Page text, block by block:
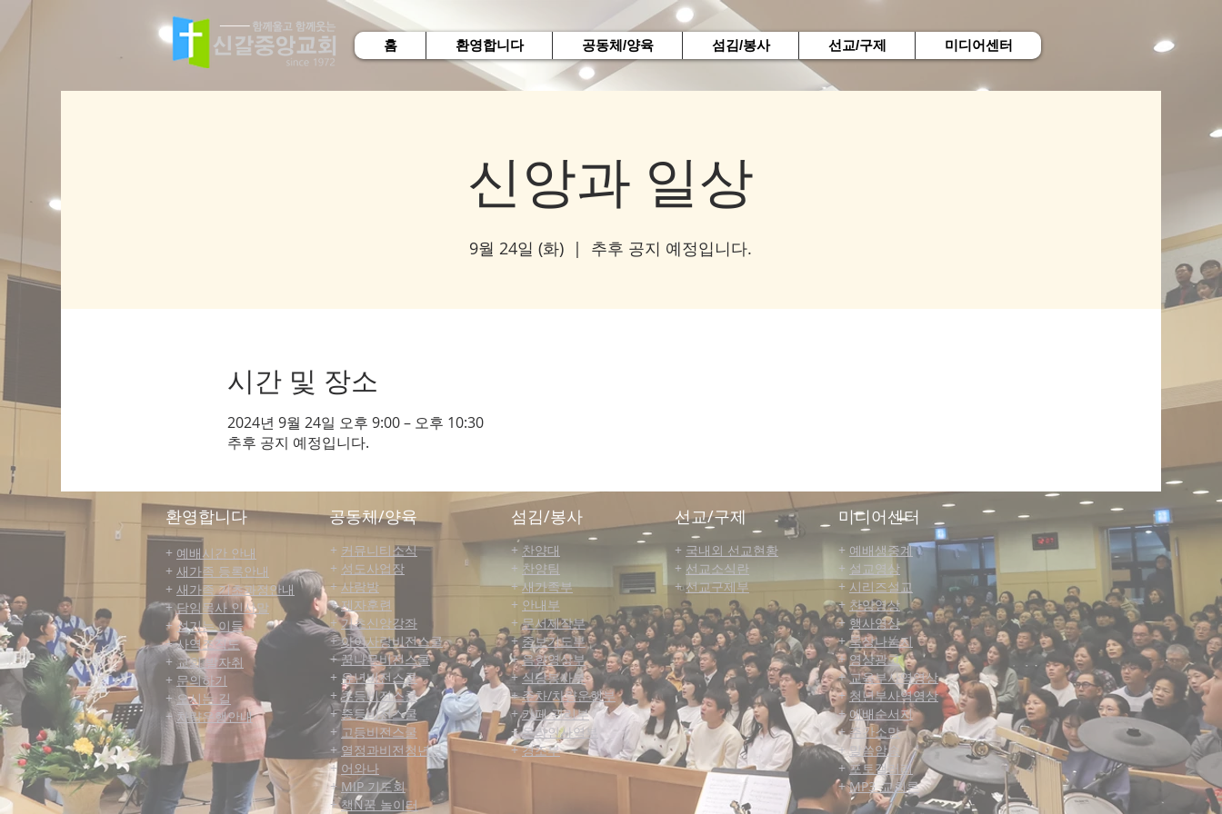
홈 환영합니다 공동체/양육 섬김/봉사 선교/구제 미디어센터
신앙과 일상
9월 24일 (화)
  |
추후 공지 예정입니다.
시간 및 장소
2024년 9월 24일 오후 9:00 – 오후 10:30
추후 공지 예정입니다.
​환영합니다 공동체/양육
+ 예배시간 안내
+ 새가족 등록안내
+ 새가족 기초과정안내
+담임목사 인사말
+섬기는 이들
+사역조직도
+교회 발자취
+ 문의하기
+오시는 길
+차량운행안내
+ 커뮤니티​소식
+ 성도사업장
+ 사랑방
+제자훈련
+기초신앙강좌
+아이사랑비전스쿨
+꿈나무비전스쿨
+ 유년비전스쿨
+초등비전스쿨
+중등비전스쿨
+고등비전스쿨
+ 열정과비전청년부
+ 어와나
+ MIP 기도회
+책N꿈 놀이터
섬김/봉사
+ 찬양대
+ 찬양팀
+새가족부
+ 안내부
+문서제작부
+중보기도부
+음향영상부
+식당봉사부
+주차/차량운행부
+카페 관리부
+온라인사역부
+경조부
선교/구제
+ 국내외 선교현황
+ 선교소식란
+선교구제부
미디어센터
+ 예배생중계
+ 설교영상
+ 시리즈설교
+ 찬양영상
+행사영상
+묵상나눔지
+영상광고
+교육부사역영상
+청년부사역영상
+예배순서지
+주간소망
+말씀암송
+포토갤러리
+MP3_교회론